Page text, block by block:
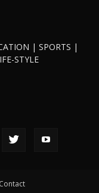
| SPORTS |
STYLE
Contact